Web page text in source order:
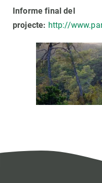
Informe final del
projecte: http://